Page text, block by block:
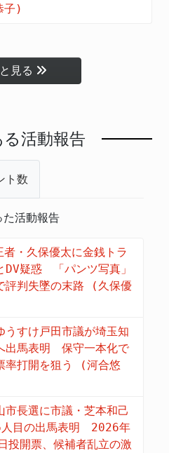
子)
見る
活動報告
ト数
た活動報告
・久保優太に金銭トラ
DV疑惑 「パンツ写真」
評判失墜の末路 (久保優
うすけ戸田市議が埼玉知
出馬表明 保守一本化で
率打開を狙う (河合悠
市長選に市議・芝本和己
人目の出馬表明 2026年
投開票、候補者乱立の激